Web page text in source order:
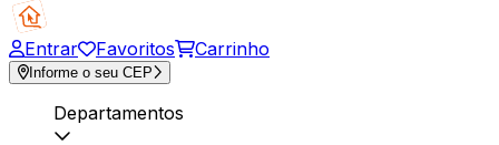
Entrar Favoritos Carrinho
Informe o seu CEP
Departamentos